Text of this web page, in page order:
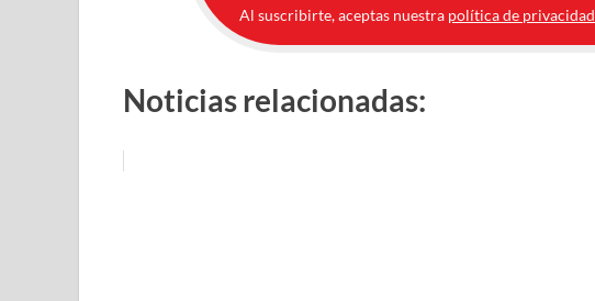
Al suscribirte, aceptas nuestra política de privacidad
Noticias relacionadas: